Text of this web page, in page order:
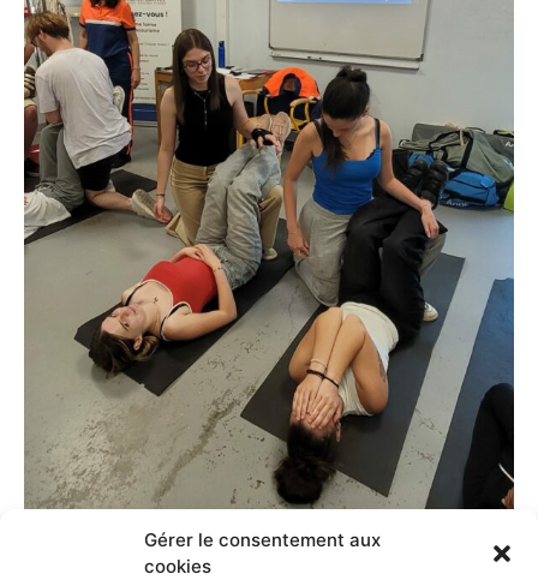
Gérer le consentement aux
cookies